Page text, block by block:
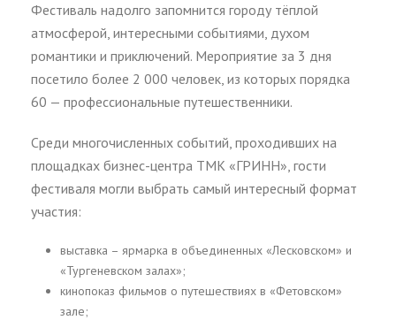
Фестиваль надолго запомнится городу тёплой
атмосферой, интересными событиями, духом
романтики и приключений. Мероприятие за 3 дня
посетило более 2 000 человек, из которых порядка
60 — профессиональные путешественники.
Среди многочисленных событий, проходивших на
площадках бизнес-центра ТМК «ГРИНН», гости
фестиваля могли выбрать самый интересный формат
участия:
выставка – ярмарка в объединенных «Лесковском» и
«Тургеневском залах»;
кинопоказ фильмов о путешествиях в «Фетовском»
зале;